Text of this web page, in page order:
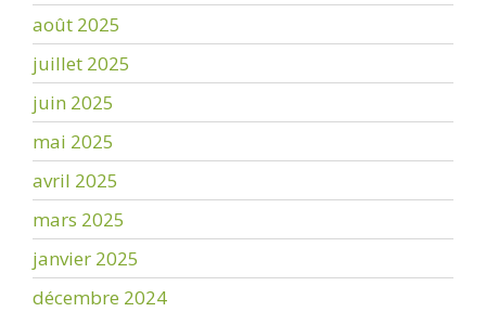
août 2025
juillet 2025
juin 2025
mai 2025
avril 2025
mars 2025
janvier 2025
décembre 2024